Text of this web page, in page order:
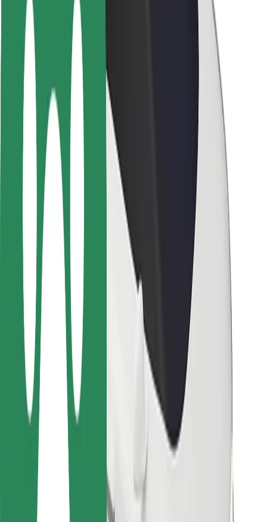
Seguridad para usuarios
Seguridad para conductores
Seguridad para patinetes
Safety Lab
Ciudades
Dónde estamos
Soluciones para las ciudades
Aeropuertos
Estaciones de carga de Bolt
Soporte
Para usuarios
Para conductores
Para repartidores
Bolt Food
Para propietarios de flota
Para restaurantes
Bolt para empresas
Otros
Proveedores
Términos y Condiciones
Cookies
¡Conseguí un viaje en minutos!
Descargar la app de Bolt